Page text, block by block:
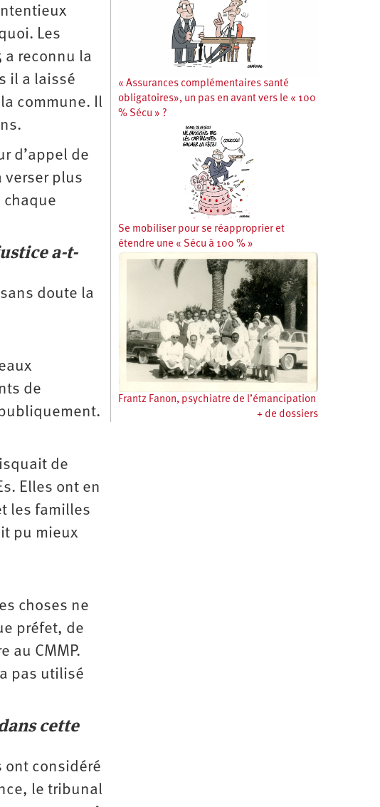
Les
a reconnu la
il a laissé
commune. Il
d’appel de
verser plus
chaque
a-t-
doute la
de
de
Elles ont en
les familles
pu mieux
choses ne
préfet, de
au CMMP.
pas utilisé
cette
ont considéré
le tribunal
« Assurances complémentaires santé
obligatoires», un pas en avant vers le « 100
% Sécu » ?
Se mobiliser pour se réapproprier et
étendre une « Sécu à 100 % »
Frantz Fanon, psychiatre de l’émancipation
+ de dossiers